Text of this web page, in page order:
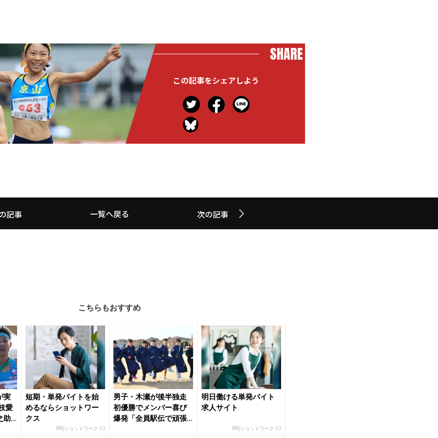
SHARE
この記事をシェアしよう
記事 一覧へ戻る 次の記事
こちらもおすすめ
実
愛
助
短期・単発バイトを始
めるならショットワー
クス
PR(ショットワークス)
男子・木瀬が後半独走
初優勝でメンバー喜び
爆発「全員駅伝で頑張
明日働ける単発バイト
求人サイト
PR(ショットワークス)